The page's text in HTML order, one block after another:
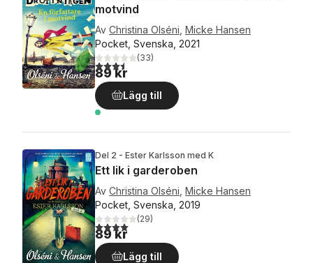
motvind
Av Christina Olséni Micke Hansen
Pocket, Svenska, 2021
3,5utav 5 stjärnor. Totalt antal röster:
(33)
89 kr
Lägg till
Del 2 - Ester Karlsson med K
Ett lik i garderoben
Av Christina Olséni Micke Hansen
Pocket, Svenska, 2019
4,0utav 5 stjärnor. Totalt antal röster:
(29)
89 kr
Lägg till